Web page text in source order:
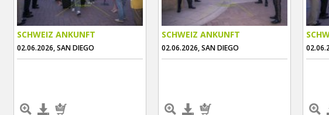
SCHWEIZ ANKUNFT
02.06.2026, SAN DIEGO
SCHWEIZ ANKUNFT
02.06.2026, SAN DIEGO